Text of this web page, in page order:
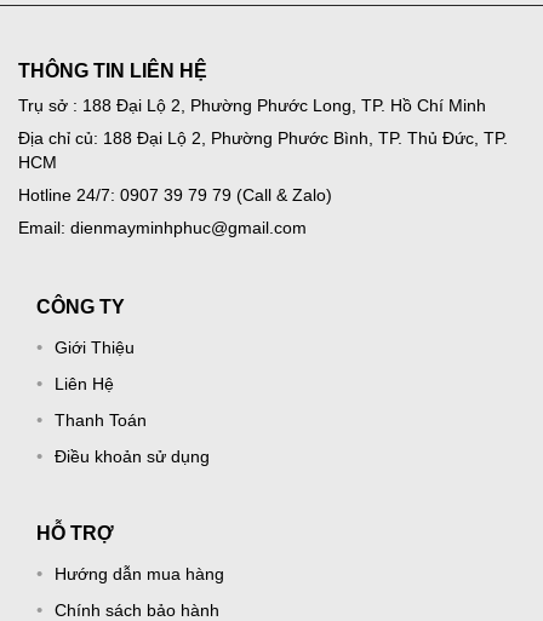
THÔNG TIN LIÊN HỆ
Trụ sở : 188 Đại Lộ 2, Phường Phước Long, TP. Hồ Chí Minh
Địa chỉ củ: 188 Đại Lộ 2, Phường Phước Bình, TP. Thủ Đức, TP.
HCM
Hotline 24/7: 0907 39 79 79 (Call & Zalo)
Email: dienmayminhphuc@gmail.com
CÔNG TY
Giới Thiệu
Liên Hệ
Thanh Toán
Điều khoản sử dụng
HỖ TRỢ
Hướng dẫn mua hàng
Chính sách bảo hành